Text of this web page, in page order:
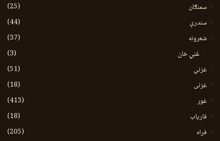
سمنګان
(25)
سندرې
(44)
شعرونه
(37)
غني خان
(3)
غزني
(51)
غزنی
(18)
غور
(413)
فاریاب
(18)
فراه
(205)